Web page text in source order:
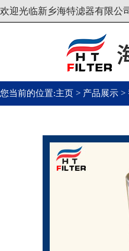
欢迎光临新乡海特滤器有限公
您当前的位置:主页 > 产品展示 >